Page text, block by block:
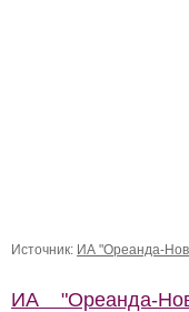
Источник: ИА "Ореанда-
ИА "Ореанда-